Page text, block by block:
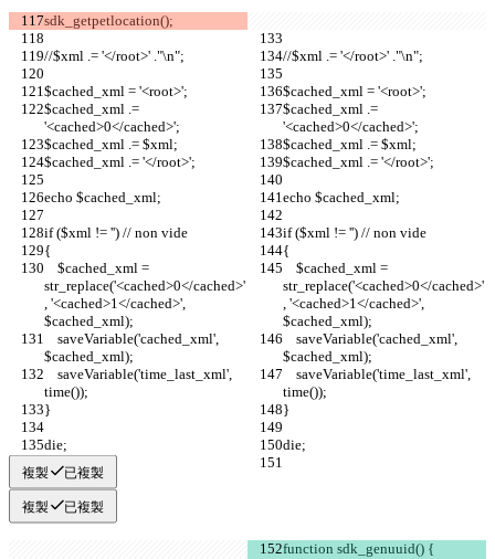
sdk_getpetlocation();
//$xml .= '</root>' ."\n"; //$xml .= '</root>' ."\n";
$cached_xml = '<root>';
$cached_xml = '<root>';
$cached_xml .=
'<cached>0</cached>';
$cached_xml .=
'<cached>0</cached>';
$cached_xml .= $xml;
$cached_xml .= $xml;
$cached_xml .= '</root>';
$cached_xml .= '</root>';
echo $cached_xml; echo $cached_xml;
if ($xml != '') // non vide
if ($xml != '') // non vide
{
{
str_replace('<cached>0</cached>'
, '<cached>1</cached>',
$cached_xml);
str_replace('<cached>0</cached>'
, '<cached>1</cached>',
$cached_xml);
$cached_xml);
$cached_xml);
time());
time());
}
}
die; die;
複製 已複製
複製 已複製
function sdk_genuuid() {